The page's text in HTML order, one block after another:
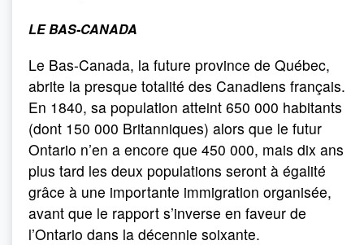
LE BAS-CANADA
Le Bas-Canada, la future province de Québec,
abrite la presque totalité des Canadiens français.
En 1840, sa population atteint 650 000 habitants
(dont 150 000 Britanniques) alors que le futur
Ontario n’en a encore que 450 000, mais dix ans
plus tard les deux populations seront à égalité
grâce à une importante immigration organisée,
avant que le rapport s’inverse en faveur de
l’Ontario dans la décennie soixante.